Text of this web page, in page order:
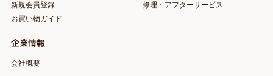
新規会員登録
お買い物ガイド
修理・アフターサービス
企業情報
会社概要